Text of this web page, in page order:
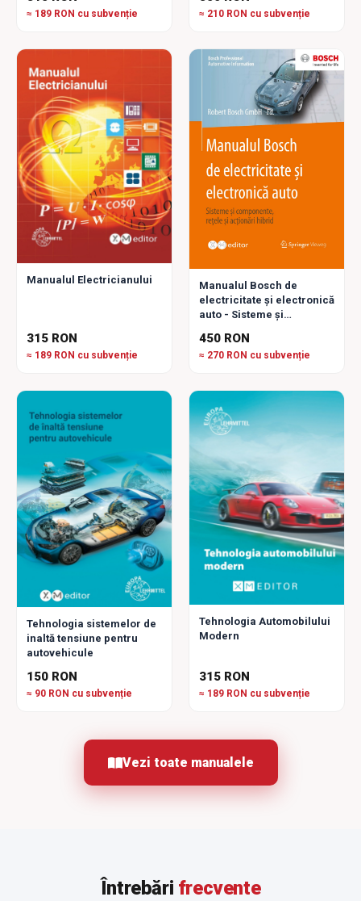
≈ 189 RON cu subvenție ≈ 210 RON cu subvenție
Manualul Electricianului
315 RON
≈ 189 RON cu subvenție
Manualul Bosch de
electricitate și electronică
auto - Sisteme și
Acționări hibrid
450 RON
≈ 270 RON cu subvenție
Tehnologia sistemelor de
inaltă tensiune pentru
autovehicule
150 RON
≈ 90 RON cu subvenție
Tehnologia Automobilului
Modern
315 RON
≈ 189 RON cu subvenție
Vezi toate manualele
Întrebări frecvente